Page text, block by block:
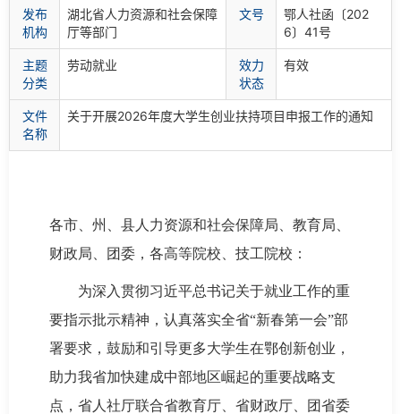
发布
机构
湖北省人力资源和社会保障
厅等部门
文号
鄂人社函〔202
6〕41号
主题
分类
劳动就业
效力
状态
有效
文件
名称
关于开展2026年度大学生创业扶持项目申报工作的通知
各市、州、县人力资源和社会保障局、教育局、
财政局、团委，各高等院校、技工院校：
为深入贯彻习近平总书记关于就业工作的重
要指示批示精神，认真落实全省“新春第一会”部
署要求，鼓励和引导更多大学生在鄂创新创业，
助力我省加快建成中部地区崛起的重要战略支
点，省人社厅联合省教育厅、省财政厅、团省委